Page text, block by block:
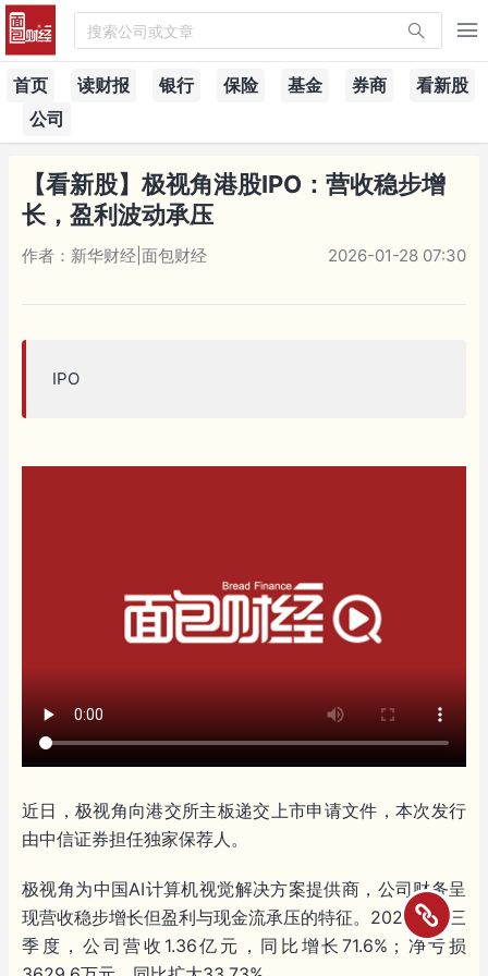
搜索公司或文章
首页 读财报 银行 保险 基金 券商
看新股
公司
【看新股】极视角港股IPO：营收稳步增
长，盈利波动承压
作者：新华财经|面包财经 2026-01-28 07:30
IPO
近日，极视角向港交所主板递交上市申请文件，本次发行
由中信证券担任独家保荐人。
极视角为中国AI计算机视觉解决方案提供商，公司财务呈
现营收稳步增长但盈利与现金流承压的特征。2025年前三
季度，公司营收1.36亿元，同比增长71.6%；净亏损